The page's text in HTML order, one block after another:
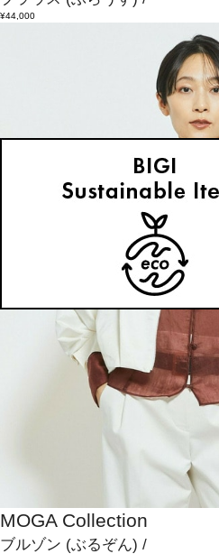
¥44,000
MOGA Collection
ブルゾン (ぶるぞん) /